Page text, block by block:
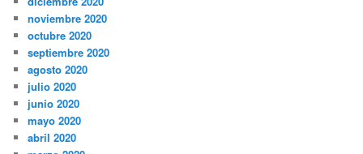
noviembre 2020
octubre 2020
septiembre 2020
agosto 2020
julio 2020
junio 2020
mayo 2020
abril 2020